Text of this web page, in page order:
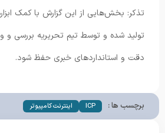
تذکر: بخش‌هایی از این گزارش با کمک
تولید شده و توسط تیم تحریریه بررسی و
دقت و استانداردهای خبری حفظ شود.
برچسب ها : ICP اینترنت کامپیوتر